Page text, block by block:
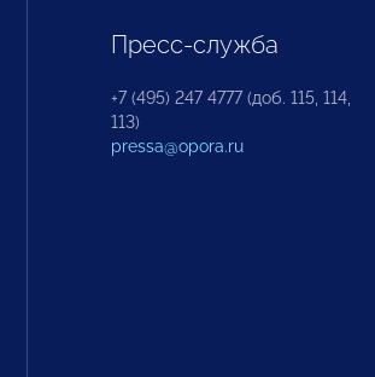
Пресс-служба
+7 (495) 247 4777 (доб. 115, 114,
113)
pressa@opora.ru